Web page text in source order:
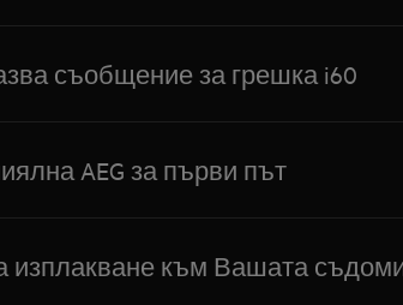
съобщение за грешка i60
AEG за първи път
изплакване към Вашата